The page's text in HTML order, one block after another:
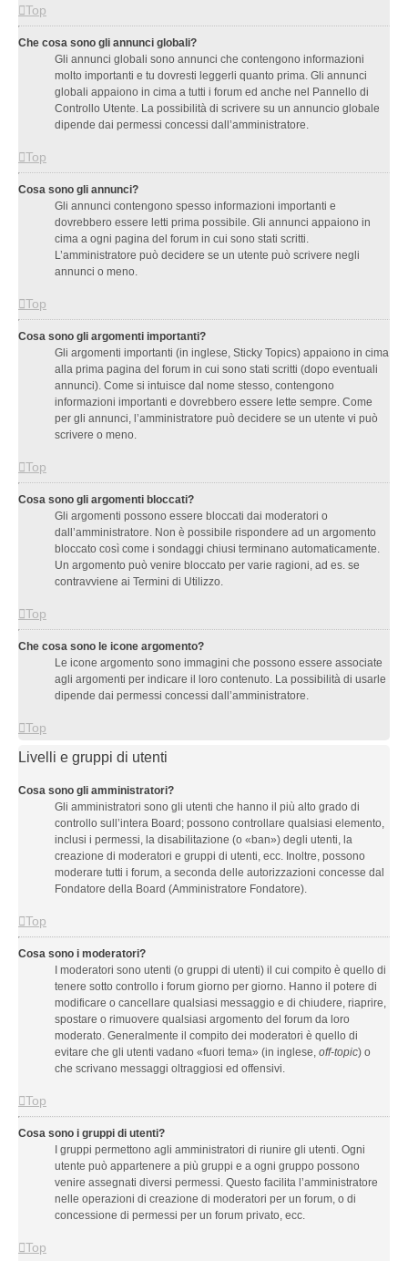
Top
Che cosa sono gli annunci globali?
Gli annunci globali sono annunci che contengono informazioni
molto importanti e tu dovresti leggerli quanto prima. Gli annunci
globali appaiono in cima a tutti i forum ed anche nel Pannello di
Controllo Utente. La possibilità di scrivere su un annuncio globale
dipende dai permessi concessi dall’amministratore.
Top
Cosa sono gli annunci?
Gli annunci contengono spesso informazioni importanti e
dovrebbero essere letti prima possibile. Gli annunci appaiono in
cima a ogni pagina del forum in cui sono stati scritti.
L’amministratore può decidere se un utente può scrivere negli
annunci o meno.
Top
Cosa sono gli argomenti importanti?
Gli argomenti importanti (in inglese, Sticky Topics) appaiono in cima
alla prima pagina del forum in cui sono stati scritti (dopo eventuali
annunci). Come si intuisce dal nome stesso, contengono
informazioni importanti e dovrebbero essere lette sempre. Come
per gli annunci, l’amministratore può decidere se un utente vi può
scrivere o meno.
Top
Cosa sono gli argomenti bloccati?
Gli argomenti possono essere bloccati dai moderatori o
dall’amministratore. Non è possibile rispondere ad un argomento
bloccato così come i sondaggi chiusi terminano automaticamente.
Un argomento può venire bloccato per varie ragioni, ad es. se
contravviene ai Termini di Utilizzo.
Top
Che cosa sono le icone argomento?
Le icone argomento sono immagini che possono essere associate
agli argomenti per indicare il loro contenuto. La possibilità di usarle
dipende dai permessi concessi dall’amministratore.
Top
Livelli e gruppi di utenti
Cosa sono gli amministratori?
Gli amministratori sono gli utenti che hanno il più alto grado di
controllo sull’intera Board; possono controllare qualsiasi elemento,
inclusi i permessi, la disabilitazione (o «ban») degli utenti, la
creazione di moderatori e gruppi di utenti, ecc. Inoltre, possono
moderare tutti i forum, a seconda delle autorizzazioni concesse dal
Fondatore della Board (Amministratore Fondatore).
Top
Cosa sono i moderatori?
I moderatori sono utenti (o gruppi di utenti) il cui compito è quello di
tenere sotto controllo i forum giorno per giorno. Hanno il potere di
modificare o cancellare qualsiasi messaggio e di chiudere, riaprire,
spostare o rimuovere qualsiasi argomento del forum da loro
moderato. Generalmente il compito dei moderatori è quello di
evitare che gli utenti vadano «fuori tema» (in inglese, off-topic) o
che scrivano messaggi oltraggiosi ed offensivi.
Top
Cosa sono i gruppi di utenti?
I gruppi permettono agli amministratori di riunire gli utenti. Ogni
utente può appartenere a più gruppi e a ogni gruppo possono
venire assegnati diversi permessi. Questo facilita l’amministratore
nelle operazioni di creazione di moderatori per un forum, o di
concessione di permessi per un forum privato, ecc.
Top